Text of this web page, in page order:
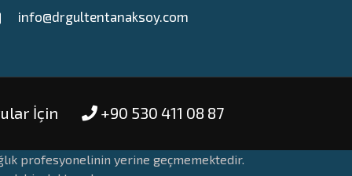
info@drgultentanaksoy.com
İçin +90 530 411 08 87
profesyonelinin yerine geçmemektedir.